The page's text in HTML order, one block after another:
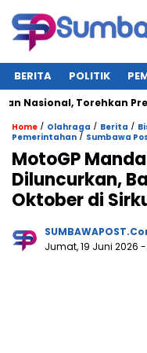
BERITA POLITIK
Torehkan Prestasi
Home / Olahraga / Berita /
Pemerintahan / Sumbawa
MotoGP
Diluncurkan,
Oktober di
Jumat, 19 Juni 2026 -